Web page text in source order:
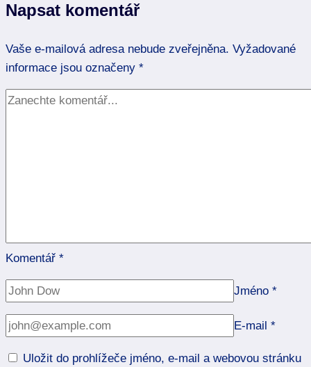
fáze
její
tajemství
Napsat komentář
Vaše e-mailová adresa nebude zveřejněna. Vyžadované
informace jsou označeny *
Komentář *
Jméno *
E-mail *
Uložit do prohlížeče jméno, e-mail a webovou stránku